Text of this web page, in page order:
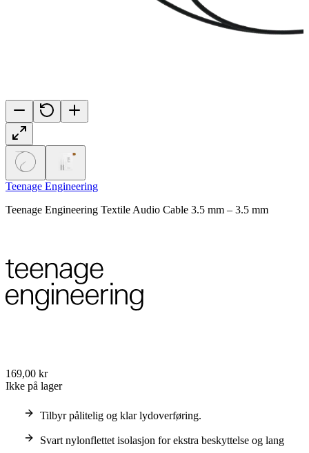
Teenage Engineering
Teenage Engineering Textile Audio Cable 3.5 mm – 3.5 mm
169,00 kr
Ikke på lager
Tilbyr pålitelig og klar lydoverføring.
Svart nylonflettet isolasjon for ekstra beskyttelse og lang